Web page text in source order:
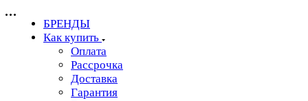
БРЕНДЫ
Как купить
Оплата
Рассрочка
Доставка
Гарантия